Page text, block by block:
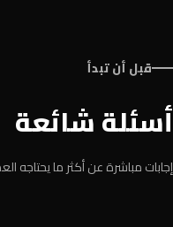
قبل أن تبدأ
أسئلة شائعة
إجابات مباشرة عن أكثر ما يحتاجه